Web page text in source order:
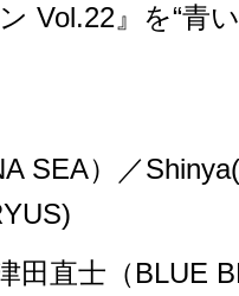
Vol.22』を“青
SEA）／
田直士（BLUE